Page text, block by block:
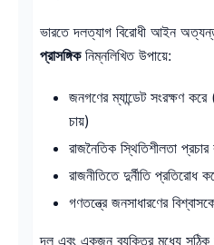
ভারতে দলত্যাগ বিরোধী আইন
প্রাসঙ্গিকনিম্নলিখিত উপায়ে:
জনগণের ম্যান্ডেট সংরক্ষণ
চায়)
রাজনৈতিক স্থিতিশীলতা প্রচার
রাজনীতিতে দুর্নীতি প্রতিরোধ
গণতন্ত্রে জনসাধারণের
দল এবং একজন ব্যক্তির মধ্যে সঠিক